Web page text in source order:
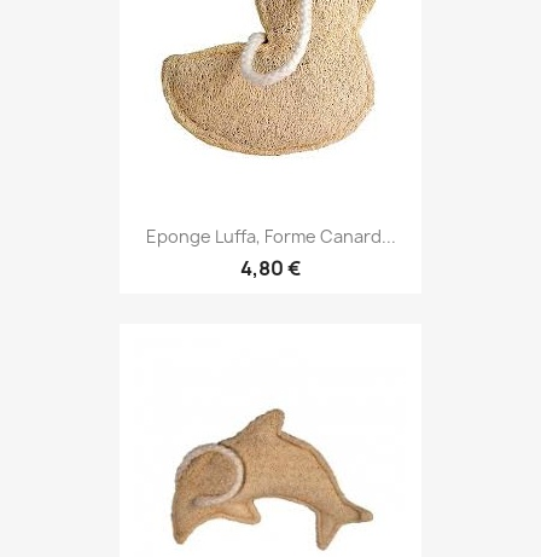
Eponge Luffa, Forme Canard...
4,80 €